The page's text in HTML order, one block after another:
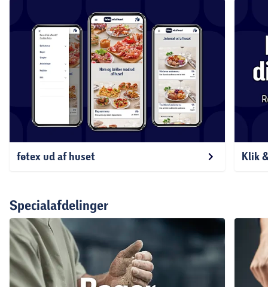
føtex ud af huset Klik
Specialafdelinger